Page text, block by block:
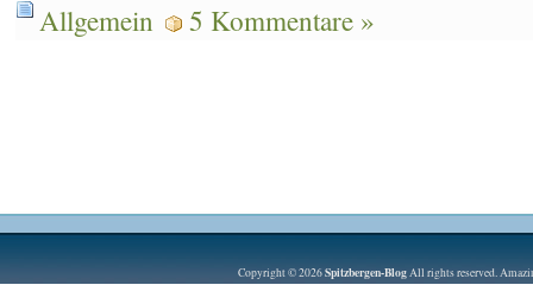
Allgemein
5 Kommentare »
Copyright © 2026Spitzbergen-BlogAll rights reserved.